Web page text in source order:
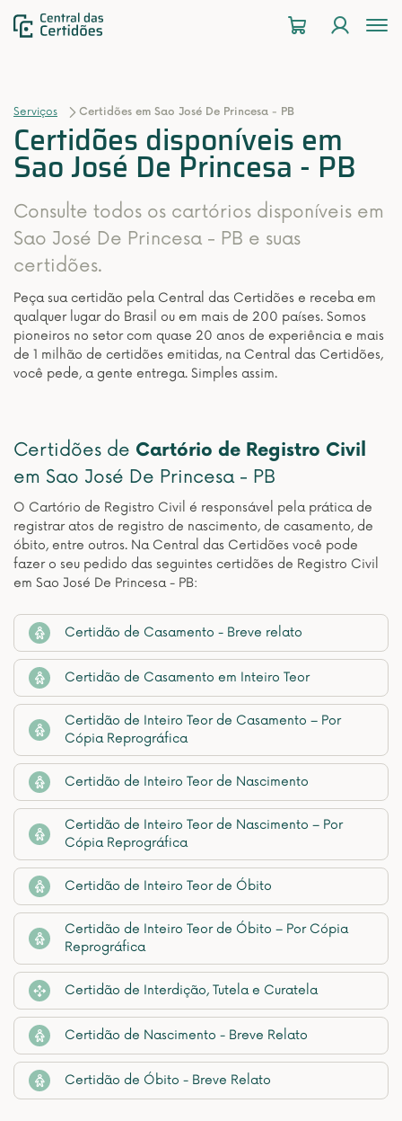
Serviços Certidões em Sao José De Princesa - PB
Certidões disponíveis em
Sao José De Princesa - PB
Consulte todos os cartórios disponíveis em
Sao José De Princesa - PB e suas
certidões.
Peça sua certidão pela Central das Certidões e receba em
qualquer lugar do Brasil ou em mais de 200 países. Somos
pioneiros no setor com quase 20 anos de experiência e mais
de 1 milhão de certidões emitidas, na Central das Certidões,
você pede, a gente entrega. Simples assim.
Certidões de Cartório de Registro Civil
em Sao José De Princesa - PB
O Cartório de Registro Civil é responsável pela prática de
registrar atos de registro de nascimento, de casamento, de
óbito, entre outros. Na Central das Certidões você pode
fazer o seu pedido das seguintes certidões de Registro Civil
em Sao José De Princesa - PB:
Certidão de Casamento - Breve relato
Certidão de Casamento em Inteiro Teor
Certidão de Inteiro Teor de Casamento – Por
Cópia Reprográfica
Certidão de Inteiro Teor de Nascimento
Certidão de Inteiro Teor de Nascimento – Por
Cópia Reprográfica
Certidão de Inteiro Teor de Óbito
Certidão de Inteiro Teor de Óbito – Por Cópia
Reprográfica
Certidão de Interdição, Tutela e Curatela
Certidão de Nascimento - Breve Relato
Certidão de Óbito - Breve Relato